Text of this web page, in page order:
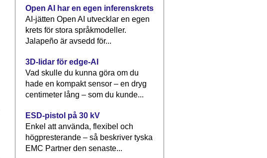
Open AI har en egen inferenskrets
AI-jätten Open AI utvecklar en egen
krets för stora språkmodeller.
Jalapeño är avsedd för...
3D-lidar för edge-AI
Vad skulle du kunna göra om du
hade en kompakt sensor – en dryg
centimeter lång – som du kunde...
ESD-pistol på 30 kV
Enkel att använda, flexibel och
högpresterande – så beskriver tyska
EMC Partner den senaste...